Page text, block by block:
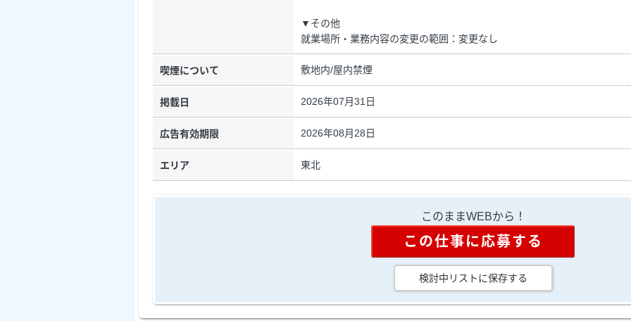
▼その他
就業場所・業務内容の変更の範囲：変更なし
喫煙について 敷地内/屋内禁煙
掲載日 2026年07月31日
広告有効期限 2026年08月28日
エリア 東北
このままWEBから！
この仕事に応募する
検討中リストに保存する